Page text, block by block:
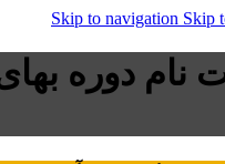
Skip to navigation Skip
نام دوره